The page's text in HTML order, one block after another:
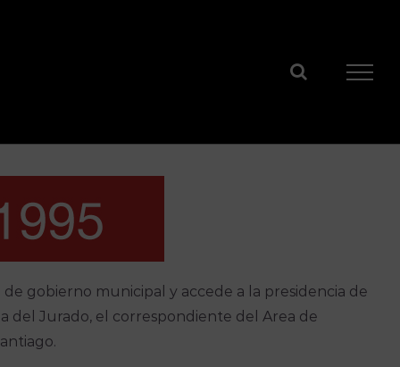
gobierno municipal y accede a la presidencia de
del Jurado, el correspondiente del Area de